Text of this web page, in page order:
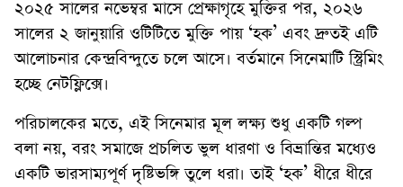
২০২৫ সালের নভেম্বর মাসে প্রেক্ষাগৃহে মুক্তির পর, ২০২৬
সালের ২ জানুয়ারি ওটিটিতে মুক্তি পায় ‘হক’ এবং দ্রুতই এটি
আলোচনার কেন্দ্রবিন্দুতে চলে আসে। বর্তমানে সিনেমাটি স্ট্রিমিং
হচ্ছে নেটফ্লিক্সে।
পরিচালকের মতে, এই সিনেমার মূল লক্ষ্য শুধু একটি গল্প
বলা নয়, বরং সমাজে প্রচলিত ভুল ধারণা ও বিভ্রান্তির মধ্যেও
একটি ভারসাম্যপূর্ণ দৃষ্টিভঙ্গি তুলে ধরা। তাই ‘হক’ ধীরে ধীরে